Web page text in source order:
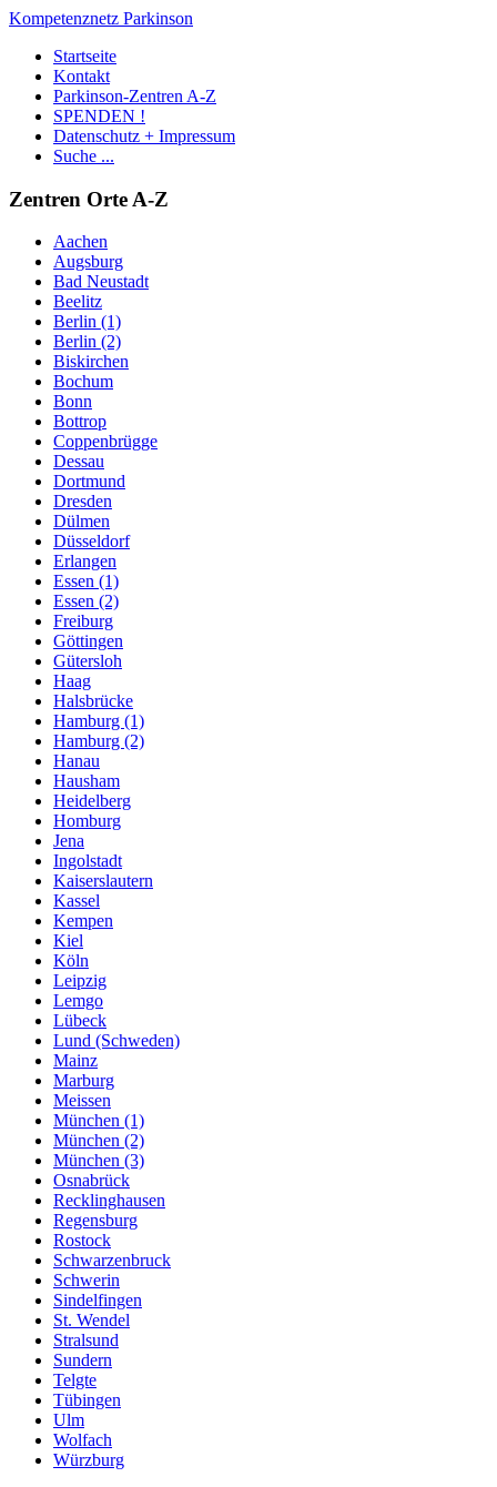
Kompetenznetz Parkinson
Startseite
Kontakt
Parkinson-Zentren A-Z
SPENDEN !
Datenschutz + Impressum
Suche ...
Zentren Orte A-Z
Aachen
Augsburg
Bad Neustadt
Beelitz
Berlin (1)
Berlin (2)
Biskirchen
Bochum
Bonn
Bottrop
Coppenbrügge
Dessau
Dortmund
Dresden
Dülmen
Düsseldorf
Erlangen
Essen (1)
Essen (2)
Freiburg
Göttingen
Gütersloh
Haag
Halsbrücke
Hamburg (1)
Hamburg (2)
Hanau
Hausham
Heidelberg
Homburg
Jena
Ingolstadt
Kaiserslautern
Kassel
Kempen
Kiel
Köln
Leipzig
Lemgo
Lübeck
Lund (Schweden)
Mainz
Marburg
Meissen
München (1)
München (2)
München (3)
Osnabrück
Recklinghausen
Regensburg
Rostock
Schwarzenbruck
Schwerin
Sindelfingen
St. Wendel
Stralsund
Sundern
Telgte
Tübingen
Ulm
Wolfach
Würzburg